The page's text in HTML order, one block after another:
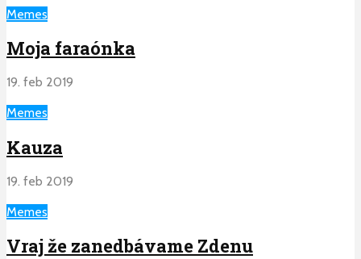
Memes
Moja faraónka
19. feb 2019
Memes
Kauza
19. feb 2019
Memes
Vraj že zanedbávame Zdenu